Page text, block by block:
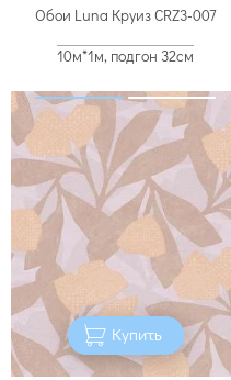
Обои Luna Круиз CRZ3-007
10м*1м, подгон 32см
Купить